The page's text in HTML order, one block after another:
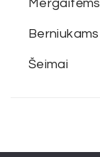
Mergaitėms
Berniukams
Šeimai